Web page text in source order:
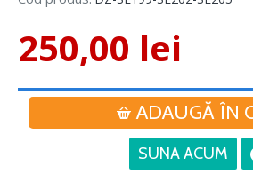
250,00 lei
ADAUGĂ ÎN
SUNA ACUM